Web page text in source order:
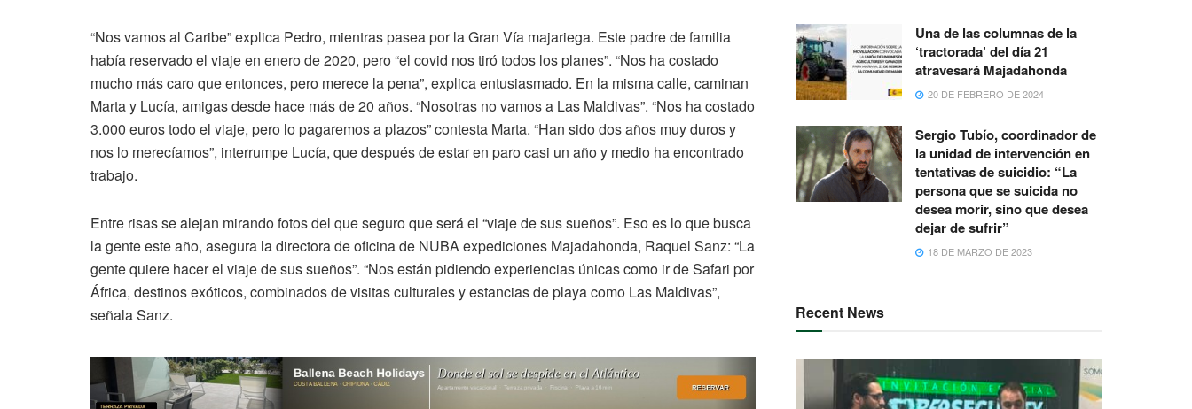
“Nos vamos al Caribe” explica Pedro, mientras pasea por la Gran Vía majariega. Este padre de familia
había reservado el viaje en enero de 2020, pero “el covid nos tiró todos los planes”. “Nos ha costado
mucho más caro que entonces, pero merece la pena”, explica entusiasmado. En la misma calle, caminan
Marta y Lucía, amigas desde hace más de 20 años. “Nosotras no vamos a Las Maldivas”. “Nos ha costado
3.000 euros todo el viaje, pero lo pagaremos a plazos” contesta Marta. “Han sido dos años muy duros y
nos lo merecíamos”, interrumpe Lucía, que después de estar en paro casi un año y medio ha encontrado
trabajo.
Entre risas se alejan mirando fotos del que seguro que será el “viaje de sus sueños”. Eso es lo que busca
la gente este año, asegura la directora de oficina de NUBA expediciones Majadahonda, Raquel Sanz: “La
gente quiere hacer el viaje de sus sueños”. “Nos están pidiendo experiencias únicas como ir de Safari por
África, destinos exóticos, combinados de visitas culturales y estancias de playa como Las Maldivas”,
señala Sanz.
Una de las columnas de la
‘tractorada’ del día 21
atravesará Majadahonda
20 DE FEBRERO DE 2024
Sergio Tubío, coordinador de
la unidad de intervención en
tentativas de suicidio: “La
persona que se suicida no
desea morir, sino que desea
dejar de sufrir”
18 DE MARZO DE 2023
Recent News